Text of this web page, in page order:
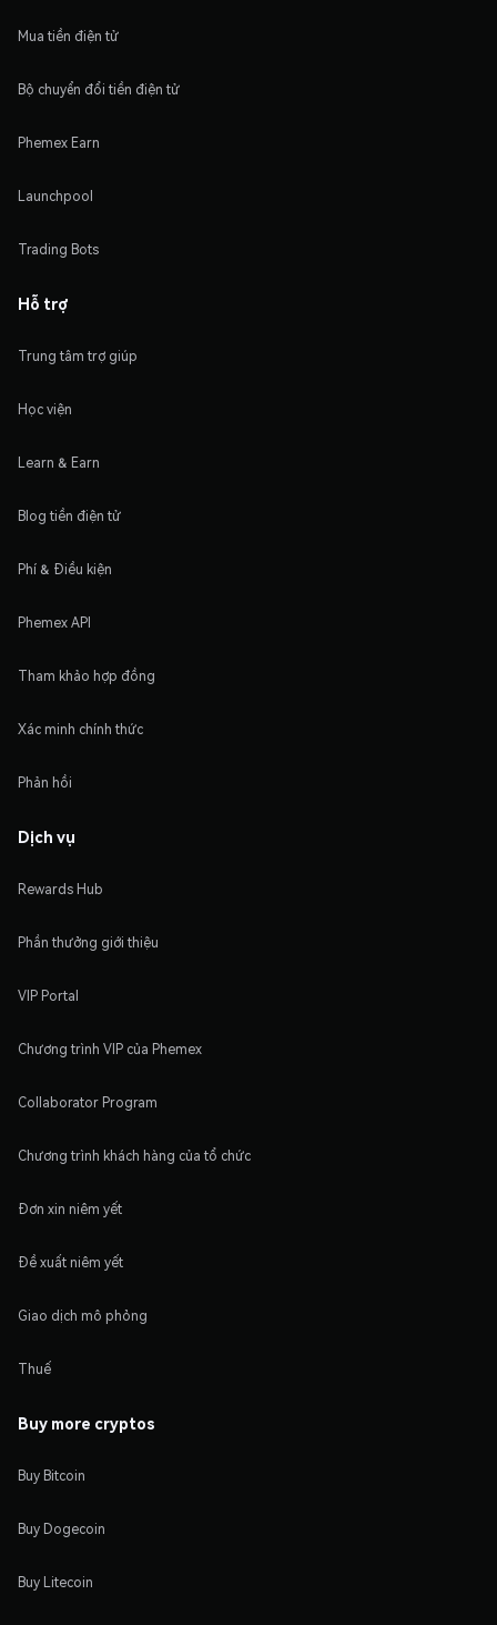
Mua tiền điện tử
Bộ chuyển đổi tiền điện tử
Phemex Earn
Launchpool
Trading Bots
Hỗ trợ
Trung tâm trợ giúp
Học viện
Learn & Earn
Blog tiền điện tử
Phí & Điều kiện
Phemex API
Tham khảo hợp đồng
Xác minh chính thức
Phản hồi
Dịch vụ
Rewards Hub
Phần thưởng giới thiệu
VIP Portal
Chương trình VIP của Phemex
Collaborator Program
Chương trình khách hàng của tổ chức
Đơn xin niêm yết
Đề xuất niêm yết
Giao dịch mô phỏng
Thuế
Buy more cryptos
Buy Bitcoin
Buy Dogecoin
Buy Litecoin